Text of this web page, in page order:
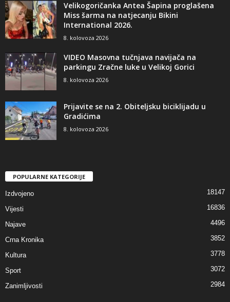
Velikogoričanka Antea Šapina proglašena
Miss šarma na natjecanju Bikini
International 2026.
8. kolovoza 2026
VIDEO Masovna tučnjava navijača na
parkingu Zračne luke u Velikoj Gorici
8. kolovoza 2026
Prijavite se na 2. Obiteljsku biciklijadu u
Gradićima
8. kolovoza 2026
POPULARNE KATEGORIJE
Izdvojeno 18147
Vijesti 16836
Najave 4496
Crna Kronika 3852
Kultura 3778
Sport 3072
Zanimljivosti 2984